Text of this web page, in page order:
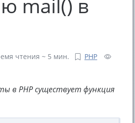
mail() в
чтения ~ 5 мин.
PHP
в PHP существует функция